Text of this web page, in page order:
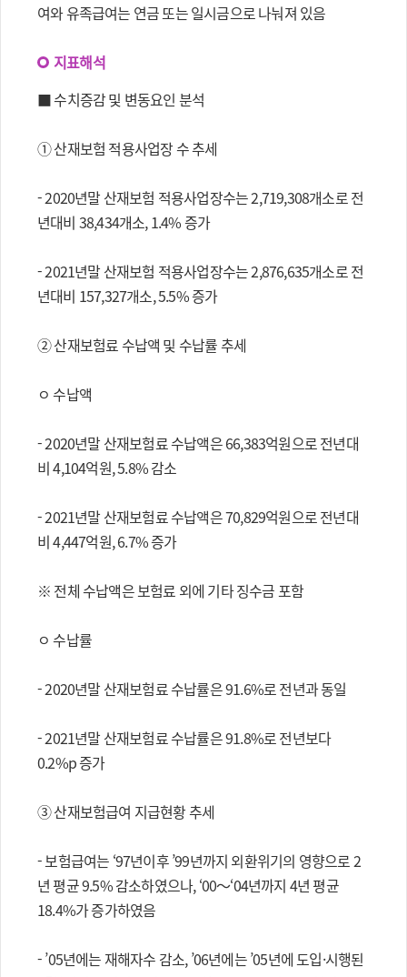
여와 유족급여는 연금 또는 일시금으로 나눠져 있음
지표해석
■ 수치증감 및 변동요인 분석
① 산재보험 적용사업장 수 추세
- 2020년말 산재보험 적용사업장수는 2,719,308개소로 전
년대비 38,434개소, 1.4% 증가
- 2021년말 산재보험 적용사업장수는 2,876,635개소로 전
년대비 157,327개소, 5.5% 증가
② 산재보험료 수납액 및 수납률 추세
ㅇ 수납액
- 2020년말 산재보험료 수납액은 66,383억원으로 전년대
비 4,104억원, 5.8% 감소
- 2021년말 산재보험료 수납액은 70,829억원으로 전년대
비 4,447억원, 6.7% 증가
※ 전체 수납액은 보험료 외에 기타 징수금 포함
ㅇ 수납률
- 2020년말 산재보험료 수납률은 91.6%로 전년과 동일
- 2021년말 산재보험료 수납률은 91.8%로 전년보다
0.2%p 증가
③ 산재보험급여 지급현황 추세
- 보험급여는 ‘97년이후 ’99년까지 외환위기의 영향으로 2
년 평균 9.5% 감소하였으나, ‘00～‘04년까지 4년 평균
18.4%가 증가하였음
- ’05년에는 재해자수 감소, ’06년에는 ’05년에 도입·시행된